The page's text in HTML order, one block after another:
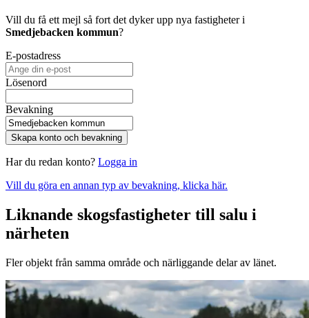
Vill du få ett mejl så fort det dyker upp nya fastigheter i
Smedjebacken kommun?
E-postadress
Lösenord
Bevakning
Skapa konto och bevakning
Har du redan konto? Logga in
Vill du göra en annan typ av bevakning, klicka här.
Liknande skogsfastigheter till salu i
närheten
Fler objekt från samma område och närliggande delar av länet.